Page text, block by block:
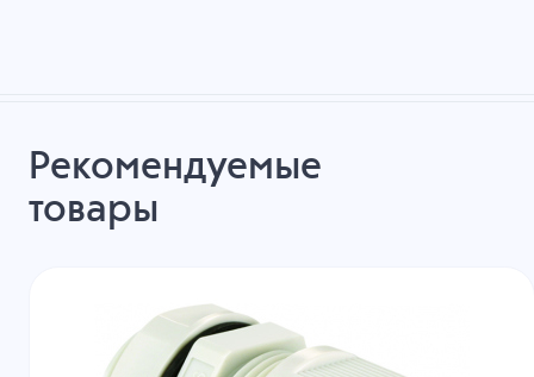
Рекомендуемые
товары